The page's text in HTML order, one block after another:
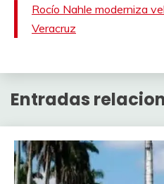
Rocío Nahle moderniza
Veracruz
Entradas